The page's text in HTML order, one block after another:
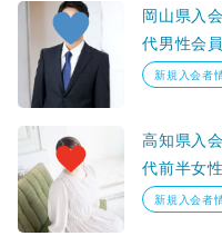
岡山県入
代男性会
新規入会者
高知県入
代前半女
新規入会者